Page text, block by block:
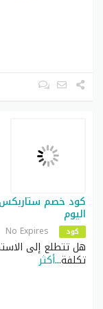
اليوم
كود No Expires
هل تتطلع إلى
تكلفة...أكثر